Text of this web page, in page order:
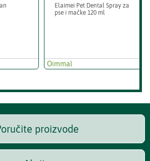
Elaimei Pet Dental Spray za
pse i mačke 120 ml
Oimmal
proizvode